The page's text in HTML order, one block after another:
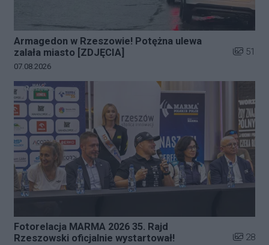
Armagedon w Rzeszowie! Potężna ulewa
zalała miasto [ZDJĘCIA]
Liczba
51
Data dodania galerii:
07.08.2026
Fotorelacja MARMA 2026 35. Rajd
Rzeszowski oficjalnie wystartował!
Liczba
28